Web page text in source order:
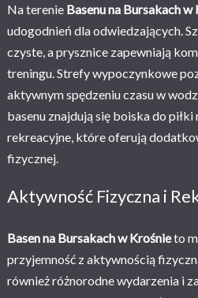
Na terenie Basenu na Bursakach w
udogodnień dla odwiedzających.
czyste, a prysznice zapewniają
treningu. Strefy wypoczynkowe
aktywnym spędzeniu czasu w
basenu znajdują się boiska do
rekreacyjne, które oferują
fizycznej.
Aktywność Fizyczna i
Basen na Bursakach w Krośnieto
przyjemność z aktywnością
również różnorodne wydarzenia i